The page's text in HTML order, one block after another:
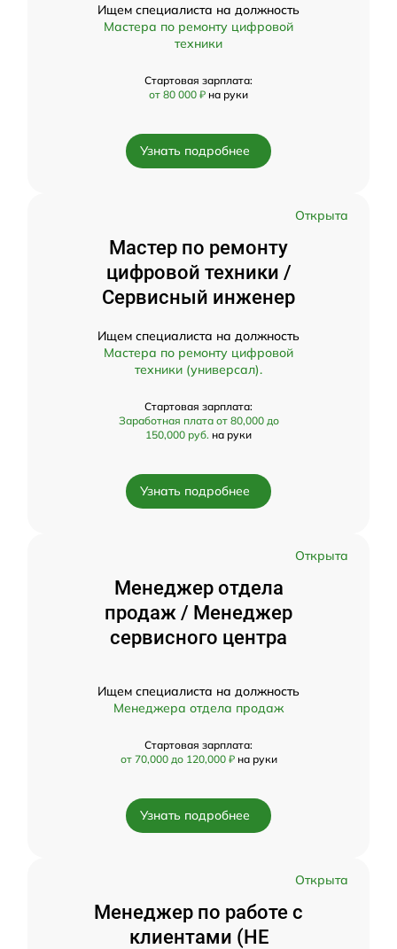
Ищем специалиста на должность
Мастера по ремонту цифровой
техники
Стартовая зарплата:
от 80 000 ₽ на руки
Узнать подробнее
Открыта
Мастер по ремонту
цифровой техники /
Сервисный инженер
Ищем специалиста на должность
Мастера по ремонту цифровой
техники (универсал).
Стартовая зарплата:
Заработная плата от 80,000 до
150,000 руб. на руки
Узнать подробнее
Открыта
Менеджер отдела
продаж / Менеджер
сервисного центра
Ищем специалиста на должность
Менеджера отдела продаж
Стартовая зарплата:
от 70,000 до 120,000 ₽ на руки
Узнать подробнее
Открыта
Менеджер по работе с
клиентами (НЕ